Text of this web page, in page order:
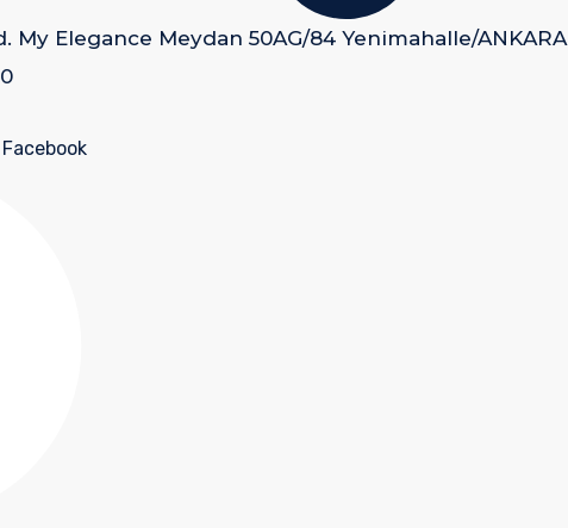
My Elegance Meydan 50AG/84 Yenimahalle/ANKARA
Facebook